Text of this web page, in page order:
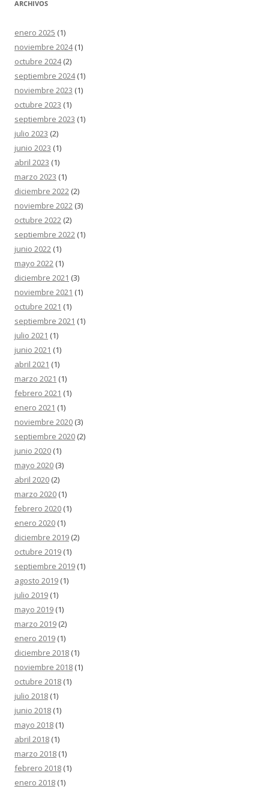
ARCHIVOS
enero 2025 (1)
noviembre 2024(1)
octubre 2024(2)
septiembre 2024(1)
noviembre 2023 (1)
octubre 2023 (1)
septiembre 2023 (1)
julio 2023 (2)
junio 2023 (1)
abril 2023 (1)
marzo 2023 (1)
diciembre 2022 (2)
noviembre 2022 (3)
octubre 2022 (2)
septiembre 2022 (1)
junio 2022 (1)
mayo 2022 (1)
diciembre 2021 (3)
noviembre 2021 (1)
octubre 2021 (1)
septiembre 2021 (1)
julio 2021 (1)
junio 2021 (1)
abril 2021 (1)
marzo 2021 (1)
febrero 2021 (1)
enero 2021 (1)
noviembre 2020 (3)
septiembre 2020 (2)
junio 2020 (1)
mayo 2020 (3)
abril 2020 (2)
marzo 2020 (1)
febrero 2020 (1)
enero 2020 (1)
diciembre 2019 (2)
octubre 2019 (1)
septiembre 2019 (1)
agosto 2019 (1)
julio 2019 (1)
mayo 2019 (1)
marzo 2019 (2)
enero 2019 (1)
diciembre 2018 (1)
noviembre 2018 (1)
octubre 2018 (1)
julio 2018 (1)
junio 2018 (1)
mayo 2018 (1)
abril 2018 (1)
marzo 2018 (1)
febrero 2018 (1)
enero 2018 (1)